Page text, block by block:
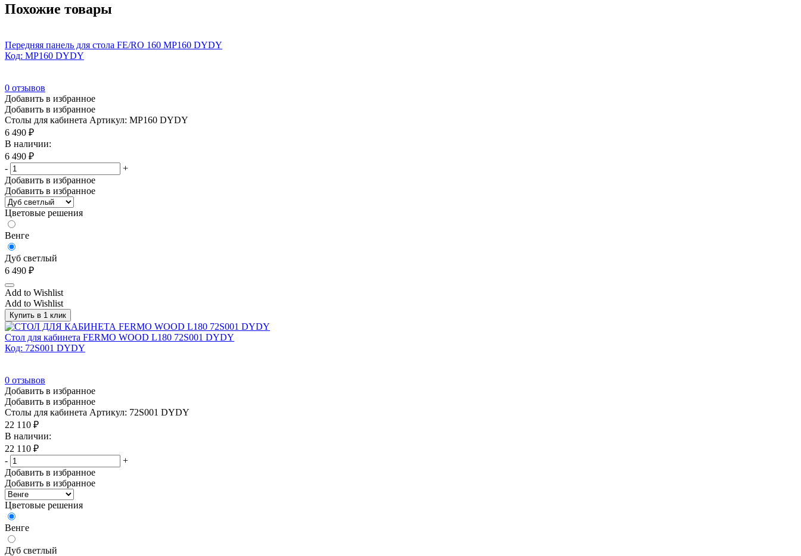
Похожие товары
Передняя панель для стола FE/RO 160 MP160 DYDY
Код: MP160 DYDY
0 отзывов
Добавить в избранное
Добавить в избранное
Столы для кабинета Артикул: MP160 DYDY
6 490 ₽
В наличии:
6 490 ₽
-
+
Добавить в избранное
Добавить в избранное
Цветовые решения
Венге
Дуб светлый
6 490 ₽
Add to Wishlist
Add to Wishlist
Купить в 1 клик
Стол для кабинета FERMO WOOD L180 72S001 DYDY
Код: 72S001 DYDY
0 отзывов
Добавить в избранное
Добавить в избранное
Столы для кабинета Артикул: 72S001 DYDY
22 110 ₽
В наличии:
22 110 ₽
-
+
Добавить в избранное
Добавить в избранное
Цветовые решения
Венге
Дуб светлый